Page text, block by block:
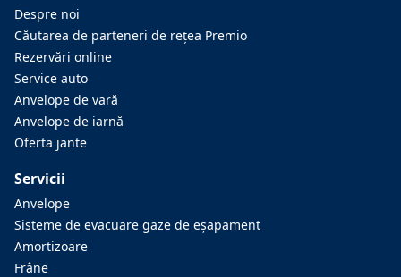
Despre noi
Căutarea de parteneri de reţea Premio
Rezervări online
Service auto
Anvelope de vară
Anvelope de iarnă
Oferta jante
Servicii
Anvelope
Sisteme de evacuare gaze de eşapament
Amortizoare
Frâne